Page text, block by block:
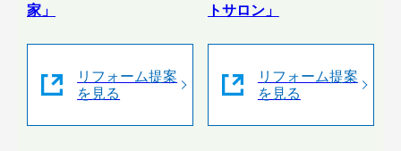
家」
リフォーム提案
を見る
トサロン」
リフォーム提案
を見る